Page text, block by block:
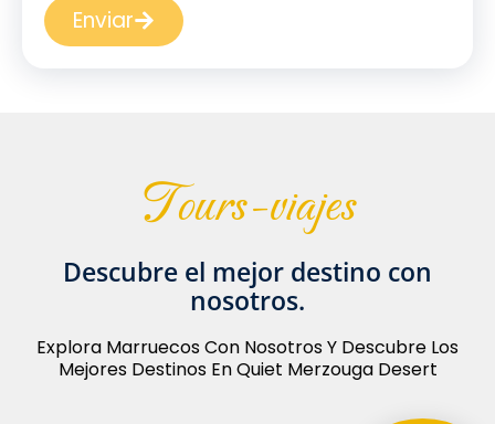
Enviar
tours-viajes
descubre el mejor destino con
nosotros.
Explora Marruecos Con Nosotros Y Descubre Los
Mejores Destinos En Quiet Merzouga Desert